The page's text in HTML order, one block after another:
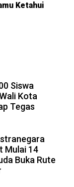
Ketahui
Siswa
Kota
Tegas
Mulai 14
Buka Rute